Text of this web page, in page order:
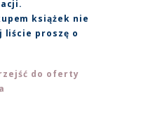
książek nie
liście proszę o
do oferty